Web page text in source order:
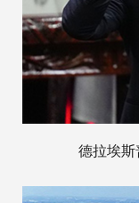
德拉埃斯